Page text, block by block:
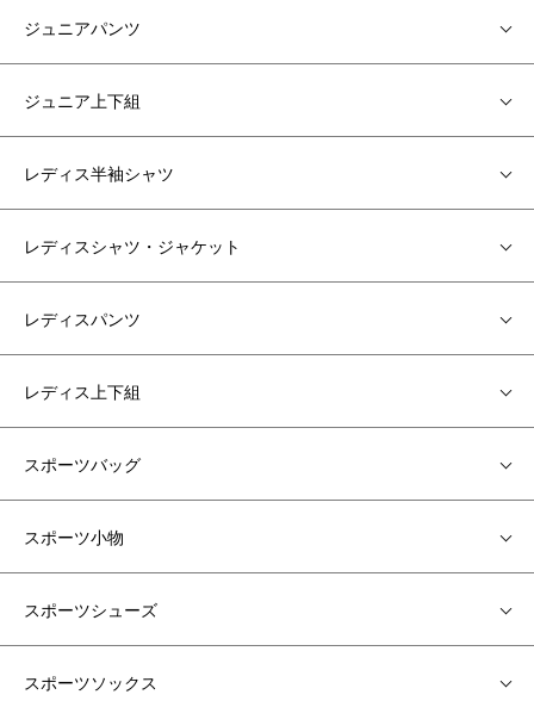
ジュニアパンツ
ジュニア上下組
レディス半袖シャツ
レディスシャツ・ジャケット
レディスパンツ
レディス上下組
スポーツバッグ
スポーツ小物
スポーツシューズ
スポーツソックス